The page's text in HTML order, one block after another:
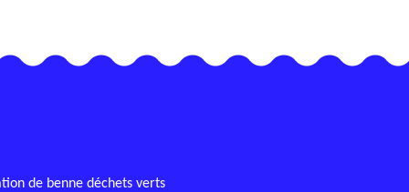
de benne déchets verts